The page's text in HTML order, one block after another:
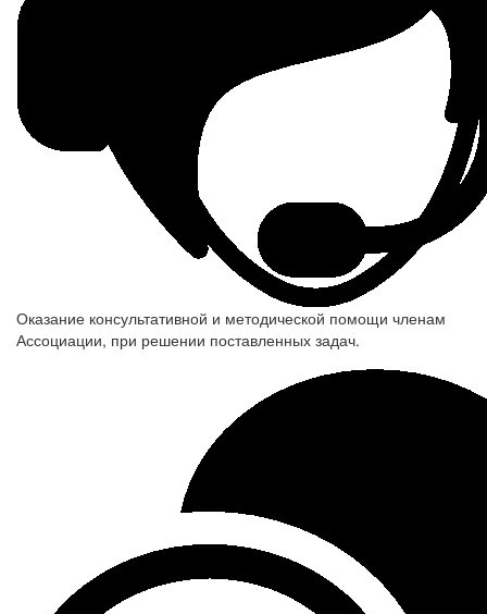
Оказание консультативной и методической помощи членам
Ассоциации, при решении поставленных задач.